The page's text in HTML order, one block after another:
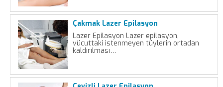
Çakmak Lazer Epilasyon
Lazer Epilasyon Lazer epilasyon,
vücuttaki istenmeyen tüylerin ortadan
kaldırılması…